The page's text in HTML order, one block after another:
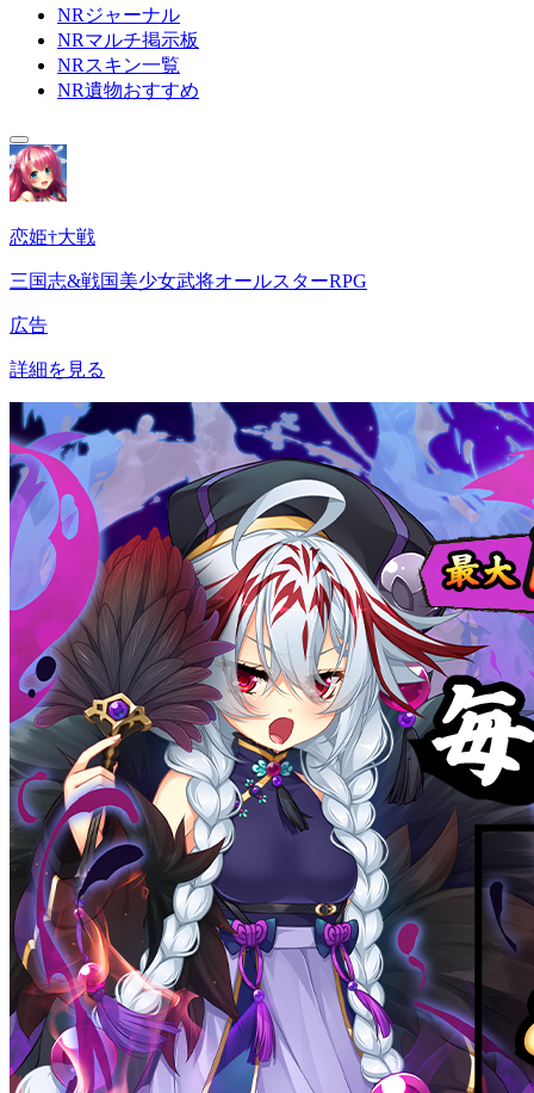
NRジャーナル
NRマルチ掲示板
NRスキン一覧
NR遺物おすすめ
恋姫†大戦
三国志&戦国美少女武将オールスターRPG
広告
詳細を見る